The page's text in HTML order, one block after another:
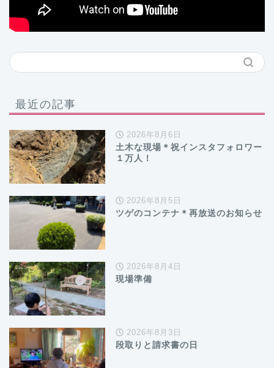
最近の記事
2026年8月6日
土木な現場＊祝インスタフォロワー
１万人！
2026年8月5日
ツゲのコンテナ＊再放送のお知らせ
2026年8月4日
現場準備
2026年8月3日
段取りと請求書の日